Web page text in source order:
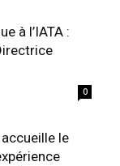
à l’IATA :
0
le